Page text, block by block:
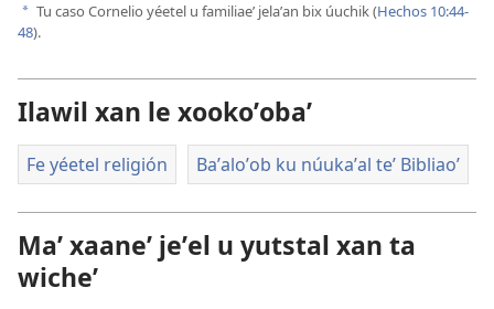
a Tu caso Cornelio yéetel u familiaeʼ jelaʼan bix úuchik (Hechos 10:44-
48).
Ilawil xan le xookoʼobaʼ
Fe yéetel religión Baʼaloʼob ku núukaʼal teʼ Bibliaoʼ
Maʼ xaaneʼ jeʼel u yutstal xan ta
wicheʼ